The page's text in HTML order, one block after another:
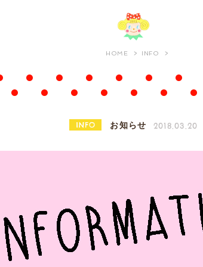
HOME INFO
INFO お知らせ 2018.03.20